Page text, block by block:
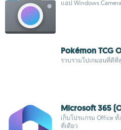
แอป Windows
Pokémon TCG
รวบรวมโปเกมอนที่ดีที่
Microsoft 365
เก็บโปรแกรม Office
ที่เดียว